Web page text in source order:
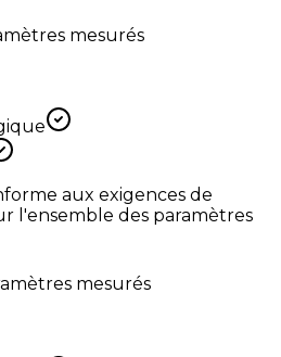
mesurés
aux exigences de
l'ensemble des paramètres
mesurés